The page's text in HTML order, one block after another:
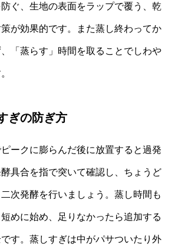
ぐ、生地の表面をラップで覆う、乾
が効果的です。また蒸し終わってか
「蒸らす」時間を取ることでしわや
ぎの防ぎ方
ークに膨らんだ後に放置すると過発
具合を指で突いて確認し、ちょうど
次発酵を行いましょう。蒸し時間も
めに始め、足りなかったら追加する
す。蒸しすぎは中がパサついたり外